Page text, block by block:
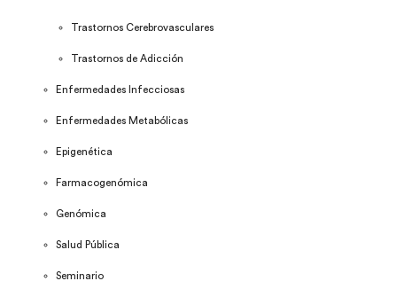
Trastornos Cerebrovasculares
Trastornos de Adicción
Enfermedades Infecciosas
Enfermedades Metabólicas
Epigenética
Farmacogenómica
Genómica
Salud Pública
Seminario